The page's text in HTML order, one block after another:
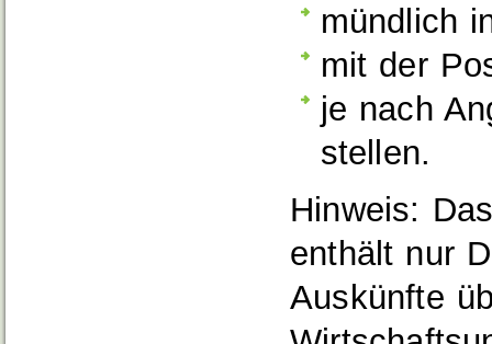
mündlich
mit der
je nach
stellen.
Hinweis:
enthält nur
Auskünfte